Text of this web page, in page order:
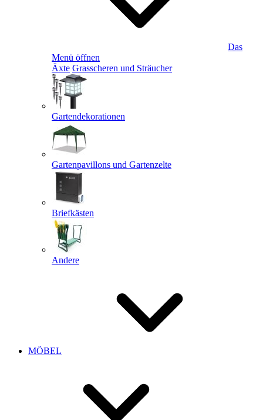
Das
Menü öffnen
Äxte Grasscheren und Sträucher
Gartendekorationen
Gartenpavillons und Gartenzelte
Briefkästen
Andere
MÖBEL